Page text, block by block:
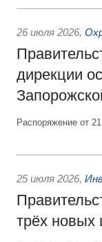
26 июля 2026,
дирекции
Распоряжение от
25 июля 2026,
трёх новых